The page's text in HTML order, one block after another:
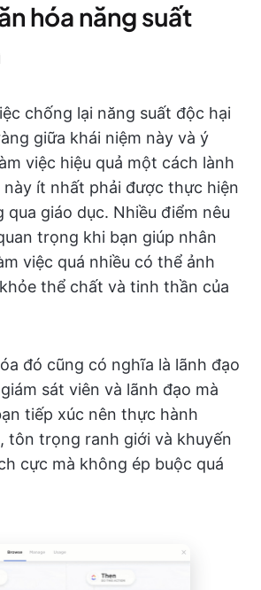
hóa năng suất
chống lại năng suất độc hại
giữa khái niệm này và ý
việc hiệu quả một cách lành
này ít nhất phải được thực hiện
giáo dục. Nhiều điểm nêu
trọng khi bạn giúp nhân
việc quá nhiều có thể ảnh
thể chất và tinh thần của
đó cũng có nghĩa là lãnh đạo
sát viên và lãnh đạo mà
tiếp xúc nên thực hành
tôn trọng ranh giới và khuyến
cực mà không ép buộc quá